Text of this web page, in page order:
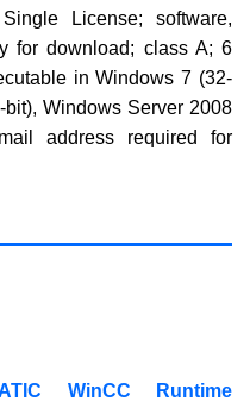
License; software,
for download; class A; 6
in Windows 7 (32-
Windows Server 2008
address required for
WinCC Runtime